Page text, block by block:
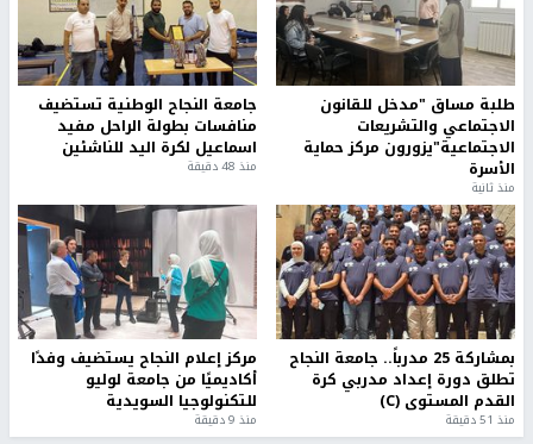
طلبة مساق "مدخل للقانون
الاجتماعي والتشريعات
الاجتماعية"يزورون مركز حماية
الأسرة
منذ ثانية
جامعة النجاح الوطنية تستضيف
منافسات بطولة الراحل مفيد
اسماعيل لكرة اليد للناشئين
منذ 48 دقيقة
بمشاركة 25 مدرباً.. جامعة النجاح
تطلق دورة إعداد مدربي كرة
القدم المستوى (C)
منذ 51 دقيقة
مركز إعلام النجاح يستضيف وفدًا
أكاديميًا من جامعة لوليو
للتكنولوجيا السويدية
منذ 9 دقيقة